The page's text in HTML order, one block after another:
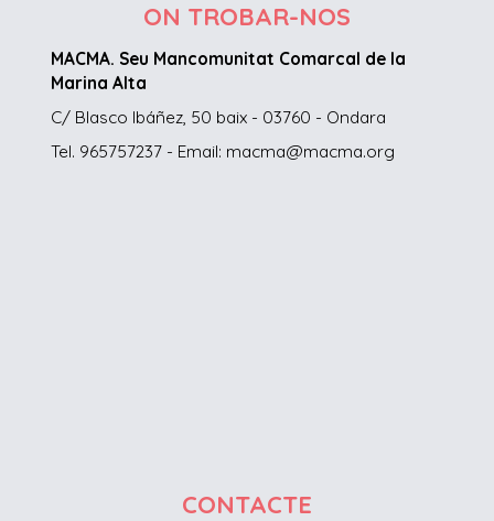
ON TROBAR-NOS
MACMA. Seu Mancomunitat Comarcal de la
Marina Alta
C/ Blasco Ibáñez, 50 baix - 03760 - Ondara
Tel. 965757237 - Email: macma@macma.org
CONTACTE